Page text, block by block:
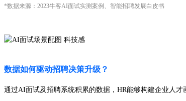
*数据来源：2023牛客AI面试实测案例、智能招聘发展白皮书
数据如何驱动招聘决策升级？
通过AI面试及招聘系统积累的数据，HR能够构建企业人才